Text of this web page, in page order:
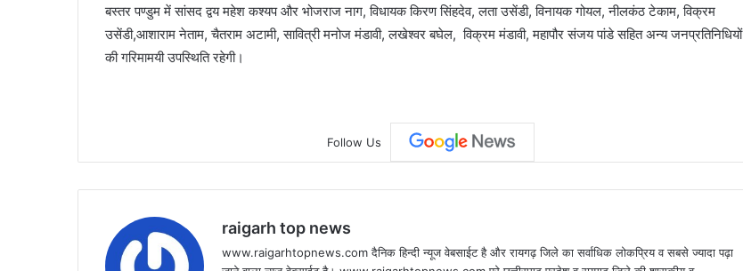
बस्तर पण्डुम में सांसद द्वय महेश कश्यप और भोजराज नाग, विधायक किरण सिंहदेव, लता उसेंडी, विनायक गोयल, नीलकंठ टेकाम, विक्रम
उसेंडी,आशाराम नेताम, चैतराम अटामी, सावित्री मनोज मंडावी, लखेश्वर बघेल, विक्रम मंडावी, महापौर संजय पांडे सहित अन्य जनप्रतिनिधियों
की गरिमामयी उपस्थिति रहेगी।
Follow Us
raigarh top news
www.raigarhtopnews.com दैनिक हिन्दी न्यूज वेबसाईट है और रायगढ़ जिले का सर्वाधिक लोकप्रिय व सबसे ज्यादा पढ़ा